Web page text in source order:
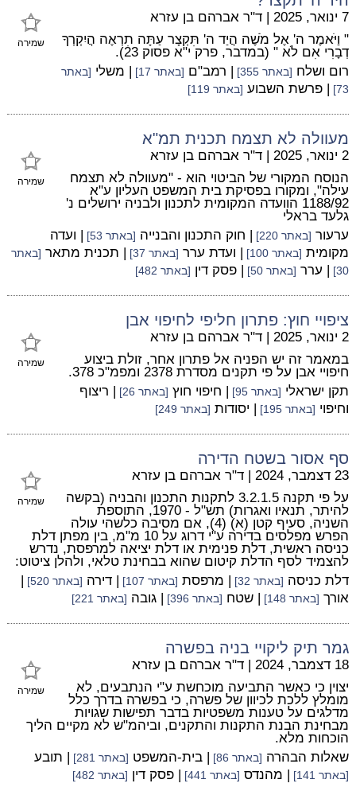
שמירה
7 ינואר, 2025 | ד"ר אברהם בן עזרא
" וַיֹּאמֶר ה' אֶל מֹשֶׁה הֲיַד ה' תִּקְצָר עַתָּה תִרְאֶה הֲיִקְרְךָ
דְבָרִי אִם לֹא " (במדבר, פרק י"א פסוק 23).
רום ושלח [באתר 355] | רמב"ם [באתר 17] | משלי [באתר
73]
| פרשת השבוע [באתר 119]
מעוולה לא תצמח תכנית תמ"א
שמירה
2 ינואר, 2025 | ד"ר אברהם בן עזרא
הנוסח המקורי של הביטוי הוא - "מעוולה לא תצמח
עילה", ומקורו בפסיקת בית המשפט העליון ע"א
1188/92 הוועדה המקומית לתכנון ולבניה ירושלים נ'
גלעד בראלי
ערעור [באתר 220] | חוק התכנון והבנייה [באתר 53]
| ועדה
מקומית [באתר 100] | ועדת ערר [באתר 37] | תכנית מתאר [באתר
30]
| ערר [באתר 50] | פסק דין [באתר 482]
ציפויי חוץ: פתרון חליפי לחיפוי אבן
שמירה
2 ינואר, 2025 | ד"ר אברהם בן עזרא
במאמר זה יש הפניה אל פתרון אחר, זולת ביצוע
חיפויי אבן על פי תקנים מסדרת 2378 ומפמ"כ 378.
תקן ישראלי [באתר 95] | חיפוי חוץ [באתר 26]
| ריצוף
וחיפוי [באתר 195] | יסודות [באתר 249]
סף אסור בשטח הדירה
שמירה
23 דצמבר, 2024 | ד"ר אברהם בן עזרא
על פי תקנה 3.2.1.5 לתקנות התכנון והבניה (בקשה
להיתר, תנאיו ואגרות) תש"ל - 1970, התוספת
השניה, סעיף קטן (א) (4), אם מסיבה כלשהי עולה
הפרש מפלסים בדירה ע"י דרוג על 10 מ"מ, בין מפתן דלת
כניסה ראשית, דלת פנימית או דלת יציאה למרפסת, נדרש
להצמיד לסף הדלת קיטום שהוא בבחינת טלאי, ולהלן ציטוט:
דלת כניסה [באתר 32] | מרפסת [באתר 107] | דירה [באתר 520]
|
אורך [באתר 148] | שטח [באתר 396] | גובה [באתר 221]
גמר תיק ליקויי בניה בפשרה
שמירה
18 דצמבר, 2024 | ד"ר אברהם בן עזרא
יצוין כי כאשר התביעה מוכחשת ע"י הנתבעים, לא
מומלץ ללכת לכיוון של פשרה, כי בפשרה בדרך כלל
מדלגים על טענות משפטיות בדבר תפישות שגויות
מבחינת הבנת התקנות והתקנים, וביהמ"ש לא מקיים הליך
הוכחות מלא.
שאלות הבהרה [באתר 86] | בית-המשפט [באתר 281] | תובע
[באתר 141] | מהנדס [באתר 441] | פסק דין [באתר 482]